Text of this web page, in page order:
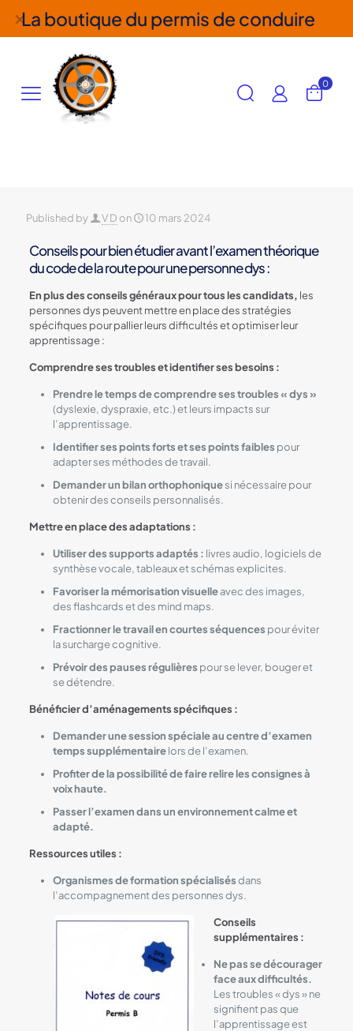
La boutique du permis de conduire
✕
0
Published by V D on 10 mars 2024
Conseils pour bien étudier avant l’examen théorique
du code de la route pour une personne dys :
En plus des conseils généraux pour tous les candidats, les
personnes dys peuvent mettre en place des stratégies
spécifiques pour pallier leurs difficultés et optimiser leur
apprentissage :
Comprendre ses troubles et identifier ses besoins :
Prendre le temps de comprendre ses troubles « dys »
(dyslexie, dyspraxie, etc.) et leurs impacts sur
l’apprentissage.
Identifier ses points forts et ses points faibles pour
adapter ses méthodes de travail.
Demander un bilan orthophoniquesi nécessaire pour
obtenir des conseils personnalisés.
Mettre en place des adaptations :
Utiliser des supports adaptés : livres audio, logiciels de
synthèse vocale, tableaux et schémas explicites.
Favoriser la mémorisation visuelleavec des images,
des flashcards et des mind maps.
Fractionner le travail en courtes séquences pour éviter
la surcharge cognitive.
Prévoir des pauses régulières pour se lever, bouger et
se détendre.
Bénéficier d’aménagements spécifiques :
Demander une session spéciale au centre d’examen
temps supplémentairelors de l’examen.
Profiter de la possibilité de faire relire les consignes à
voix haute.
Passer l’examen dans un environnement calme et
adapté.
Ressources utiles :
Organismes de formation spécialisésdans
l’accompagnement des personnes dys.
Conseils
supplémentaires :
Ne pas se décourager
face aux difficultés.
Les troubles « dys » ne
signifient pas que
l’apprentissage est